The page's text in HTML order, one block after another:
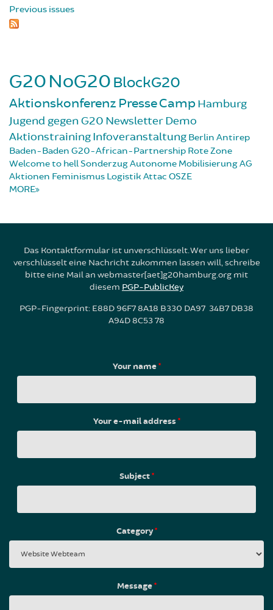
Previous issues
G20NoG20 BlockG20
Aktionskonferenz PresseCampHamburg
Jugend gegen G20 NewsletterDemo
AktionstrainingInfoveranstaltung Berlin Antirep
Baden-Baden G20-African-Partnership Rote Zone
Welcome to hellSonderzugAutonome MobilisierungAG
Aktionen Feminismus Logistik Attac OSZE
MORE
Das Kontaktformular ist unverschlüsselt. Wer uns lieber
verschlüsselt eine Nachricht zukommen lassen will, schreibe
bitte eine Mail an webmaster[aet]g20hamburg.org mit
diesem PGP-PublicKey
PGP-Fingerprint: E88D 96F7 8A18 B330 DA97 34B7 DB38
A94D 8C53 78
Your name*
Your e-mail address*
Subject*
Category*
Message*